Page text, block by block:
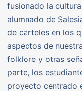
fusionado la
alumnado de
de carteles en los
aspectos de
folklore y otras
parte, los
proyecto centrado